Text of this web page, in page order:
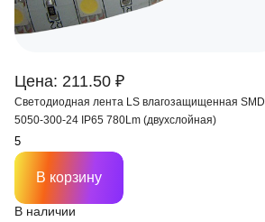
Цена: 211.50 ₽
Светодиодная лента LS влагозащищенная SMD
5050-300-24 IP65 780Lm (двухслойная)
В наличии
В корзину